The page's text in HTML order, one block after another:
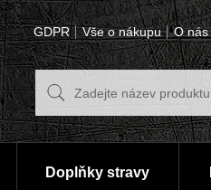
GDPR Vše o nákupu O nás
Doplňky stravy